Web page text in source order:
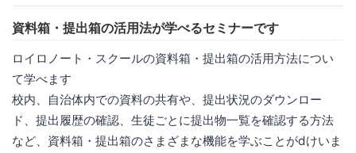
資料箱・提出箱の活用法が学べるセミナーです
ロイロノート・スクールの資料箱・提出箱の活用方法につい
て学べます
校内、自治体内での資料の共有や、提出状況のダウンロー
ド、提出履歴の確認、生徒ごとに提出物一覧を確認する方法
など、資料箱・提出箱のさまざまな機能を学ぶことがdけいま